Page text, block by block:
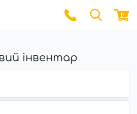
0
інвентар